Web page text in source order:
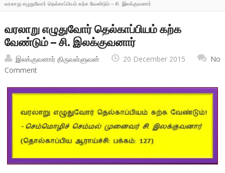
வரலாறு எழுதுவோர் தெல்காப்பியம் கற்க வேண்டும் – சி. இலக்குவனார்
வரலாறு எழுதுவோர் தெல்காப்பியம் கற்க
வேண்டும் – சி. இலக்குவனார்
இலக்குவனார் திருவள்ளுவன் 20 December 2015
No
Comment